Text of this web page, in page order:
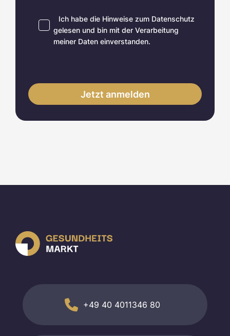
Ich habe die Hinweise zum Datenschutz
gelesen und bin mit der Verarbeitung
meiner Daten einverstanden.
+49 40 4011346 80